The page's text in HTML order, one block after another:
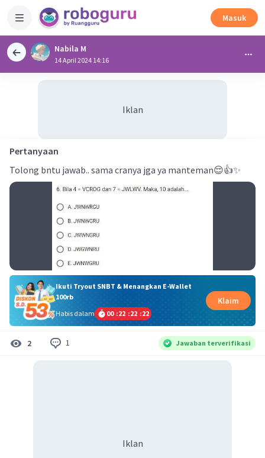
Masuk
Nabila M
14 April 2024 14:16
Iklan
Pertanyaan
Tolong bntu jawab.. sama cranya jga ya manteman😌👍✨
Ikuti Tryout SNBT & Menangkan E-Wallet
100rb
Habis dalam
00 :22 :22 :21
Klaim
2 1 Jawaban terverifikasi
Iklan